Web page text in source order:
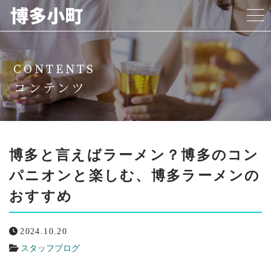
ホーム
博多小町について
料金プラン
女の子紹介
代表挨拶
よくある質問
リクルート
CONTENTS
コンテンツ
博多と言えばラーメン？博多のコン
パニオンと楽しむ、博多ラーメンの
おすすめ
2024.10.20
スタッフブログ